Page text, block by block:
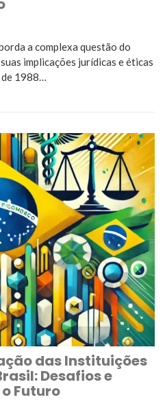
a complexa questão do
implicações jurídicas e éticas
de 1988…
das Instituições
Desafios e
Futuro